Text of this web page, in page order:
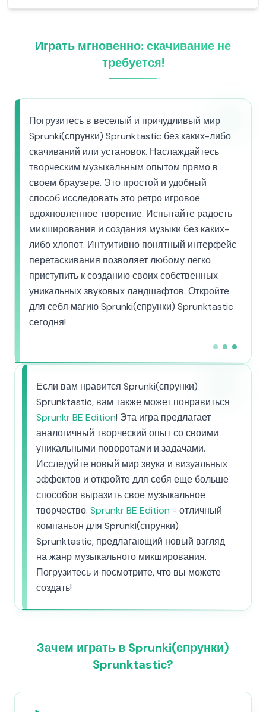
Играть мгновенно: скачивание не
требуется!
Погрузитесь в веселый и причудливый мир
Sprunki(спрунки) Sprunktastic без каких-либо
скачиваний или установок. Наслаждайтесь
творческим музыкальным опытом прямо в
своем браузере. Это простой и удобный
способ исследовать это ретро игровое
вдохновленное творение. Испытайте радость
микширования и создания музыки без каких-
либо хлопот. Интуитивно понятный интерфейс
перетаскивания позволяет любому легко
приступить к созданию своих собственных
уникальных звуковых ландшафтов. Откройте
для себя магию Sprunki(спрунки) Sprunktastic
сегодня!
Если вам нравится Sprunki(спрунки)
Sprunktastic, вам также может понравиться
Sprunkr BE Edition! Эта игра предлагает
аналогичный творческий опыт со своими
уникальными поворотами и задачами.
Исследуйте новый мир звука и визуальных
эффектов и откройте для себя еще больше
способов выразить свое музыкальное
творчество. Sprunkr BE Edition - отличный
компаньон для Sprunki(спрунки)
Sprunktastic, предлагающий новый взгляд
на жанр музыкального микширования.
Погрузитесь и посмотрите, что вы можете
создать!
Зачем играть в Sprunki(спрунки)
Sprunktastic?